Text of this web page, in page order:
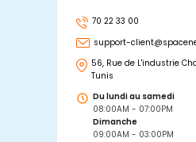
70 22 33 00
support-
56, Rue de L'industrie
Tunis
Du lundi au samedi
08:00AM - 07:00PM
Dimanche
09:00AM - 03:00PM